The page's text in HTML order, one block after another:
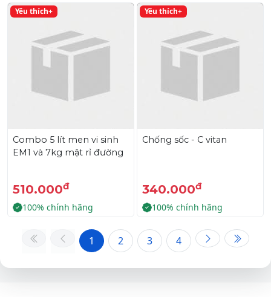
Yêu thích+
Combo 5 lít men vi sinh
EM1 và 7kg mật rỉ đường
510.000đ
100% chính hãng
Yêu thích+
Chống sốc - C vitan
340.000đ
100% chính hãng
1 2 3 4